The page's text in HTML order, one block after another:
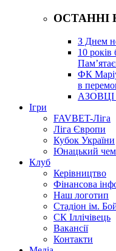
ОСТАННІ
З Днем
10
ФК
в
Ігри
FAVBET-Ліга
Ліга Європи
Кубок України
Юнацький
Клуб
Керівництво
Фінансова
Наш логотип
Стадіон ім.
СК Іллічівець
Вакансії
Контакти